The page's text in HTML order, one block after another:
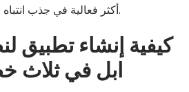
أكثر فعالية في جذب انتباه المستخدمين ومشاركتهم.
كيفية إنشاء تطبيق
ابل في ثلاث